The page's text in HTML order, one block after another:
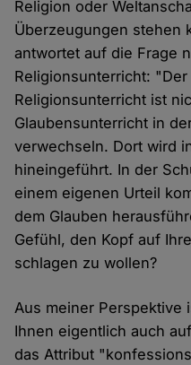
Religion oder
Überzeugungen stehen
antwortet auf die Frage
Religionsunterricht:
Religionsunterricht ist
Glaubensunterricht in
verwechseln. Dort wird
hineingeführt. In der
einem eigenen Urteil
dem Glauben
Gefühl, den Kopf auf
schlagen zu wollen?
Aus meiner Perspektive
Ihnen eigentlich auch
das Attribut